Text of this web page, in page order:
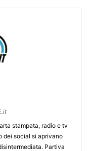
stampata, radio e tv
dei social si aprivano
Partiva